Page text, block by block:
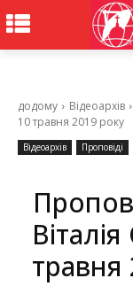
додому Відеоархів
10 травня 2019 року
Відеоархів Проповіді
травня